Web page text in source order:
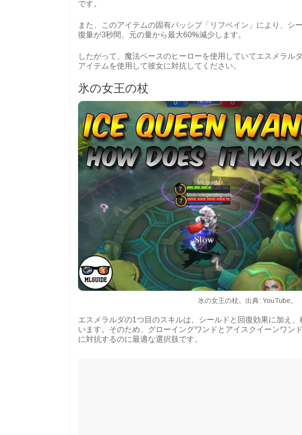
です。
また、このアイテムの固有パッシブ「リフベイン」により、シ
復量が3秒間、元の量から最大60%減少します。
したがって、魔法ベースのヒーローを使用していてエスメラル
アイテムを使用して彼女に対抗してください。
氷の女王の杖
氷の女王の杖。出典: YouTube。
エスメラルダの1つ目のスキルは、シールドと回復効果に加え
います。そのため、グローイングワンドとアイスクイーンワン
に対抗するのに最適な選択肢です。